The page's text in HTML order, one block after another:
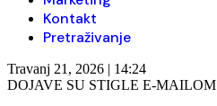
Kontakt
Pretraživanje
Travanj 21, 2026 | 14:24
DOJAVE SU STIGLE E-MAILOM